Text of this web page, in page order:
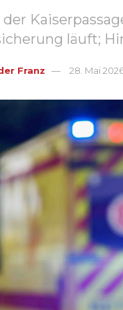
der
läuft;
Franz 28. Mai